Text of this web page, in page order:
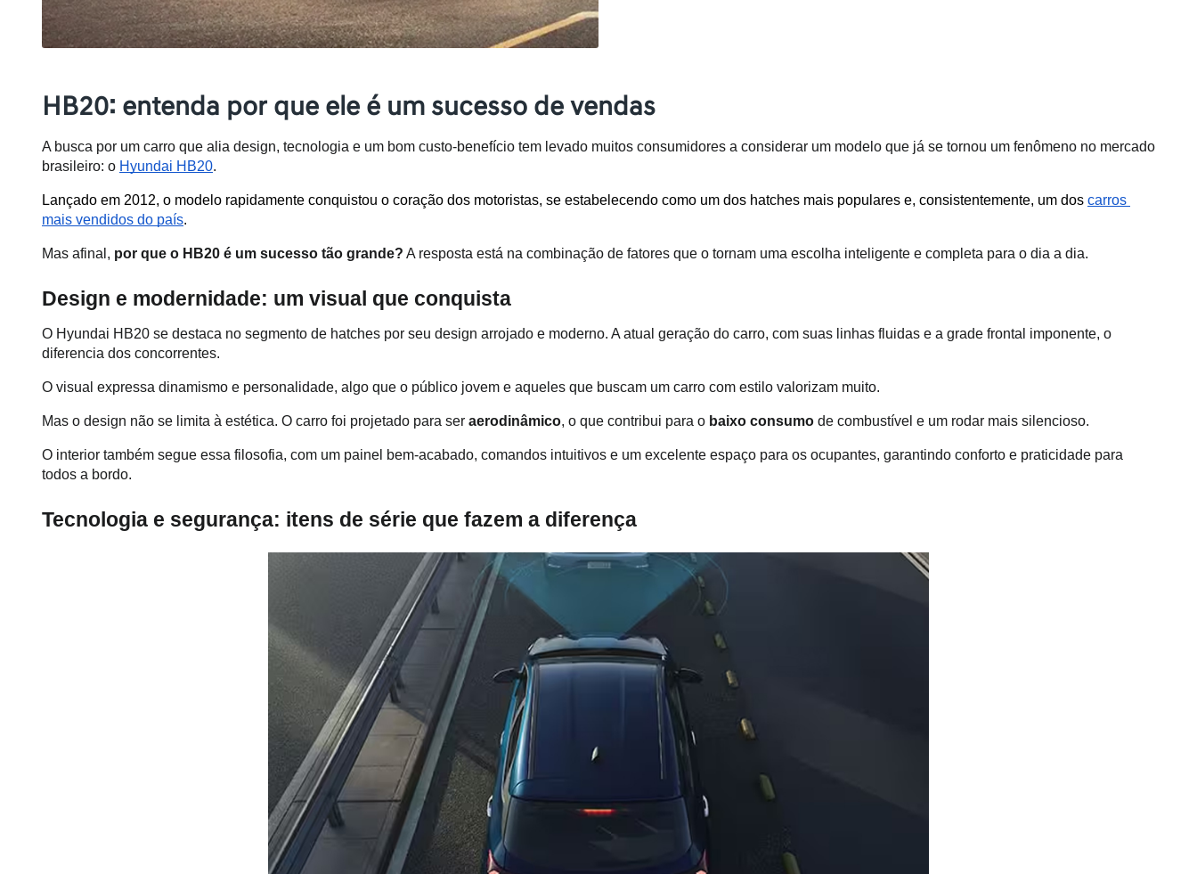
HB20: entenda por que ele é um sucesso de vendas
A busca por um carro que alia design, tecnologia e um bom custo-benefício tem levado muitos consumidores a considerar um modelo que já se tornou um fenômeno no mercado
brasileiro: o Hyundai HB20.
Lançado em 2012, o modelo rapidamente conquistou o coração dos motoristas, se estabelecendo como um dos hatches mais populares e, consistentemente, um dos carros
mais vendidos do país.
Mas afinal, por que o HB20 é um sucesso tão grande? A resposta está na combinação de fatores que o tornam uma escolha inteligente e completa para o dia a dia.
Design e modernidade: um visual que conquista
O Hyundai HB20 se destaca no segmento de hatches por seu design arrojado e moderno. A atual geração do carro, com suas linhas fluidas e a grade frontal imponente, o
diferencia dos concorrentes.
O visual expressa dinamismo e personalidade, algo que o público jovem e aqueles que buscam um carro com estilo valorizam muito.
Mas o design não se limita à estética. O carro foi projetado para ser aerodinâmico, o que contribui para o baixo consumo de combustível e um rodar mais silencioso.
O interior também segue essa filosofia, com um painel bem-acabado, comandos intuitivos e um excelente espaço para os ocupantes, garantindo conforto e praticidade para
todos a bordo.
Tecnologia e segurança: itens de série que fazem a diferença